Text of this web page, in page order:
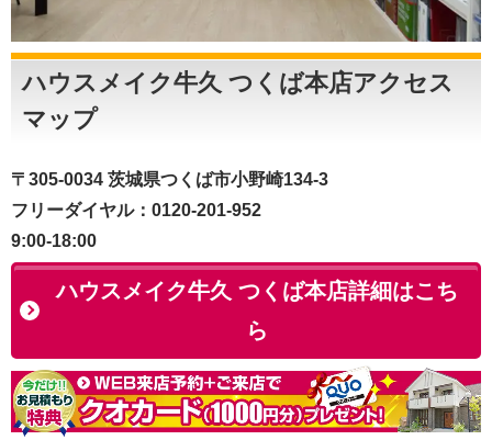
ハウスメイク牛久 つくば本店アクセス
マップ
〒305-0034 茨城県つくば市小野崎134-3
フリーダイヤル：0120-201-952
9:00-18:00
ハウスメイク牛久 つくば本店詳細はこち
ら